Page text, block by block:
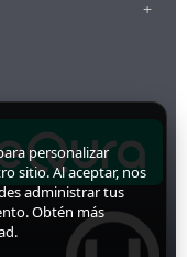
personalizar
sitio. Al aceptar, nos
administrar tus
Obtén más